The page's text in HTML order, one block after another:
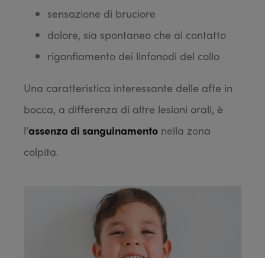
sensazione di bruciore
dolore, sia spontaneo che al contatto
rigonfiamento dei linfonodi del collo
Una caratteristica interessante delle afte in
bocca, a differenza di altre lesioni orali, è
l’assenza di sanguinamento nella zona
colpita.